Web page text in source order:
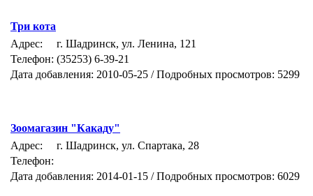
Три кота
Адрес:
г. Шадринск, ул. Ленина, 121
Телефон: (35253) 6-39-21
Дата добавления: 2010-05-25 / Подробных просмотров: 5299
Зоомагазин "Какаду"
Адрес:
г. Шадринск, ул. Спартака, 28
Телефон:
Дата добавления: 2014-01-15 / Подробных просмотров: 6029